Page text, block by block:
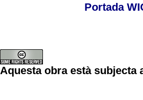
Portada
Aquesta obra està subjecta